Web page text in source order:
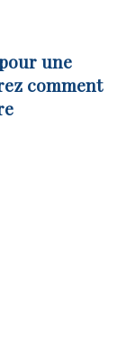
une
comment